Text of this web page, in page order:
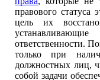
правового
цель их
ответственности.
только при
должностных лиц,
собой задачи